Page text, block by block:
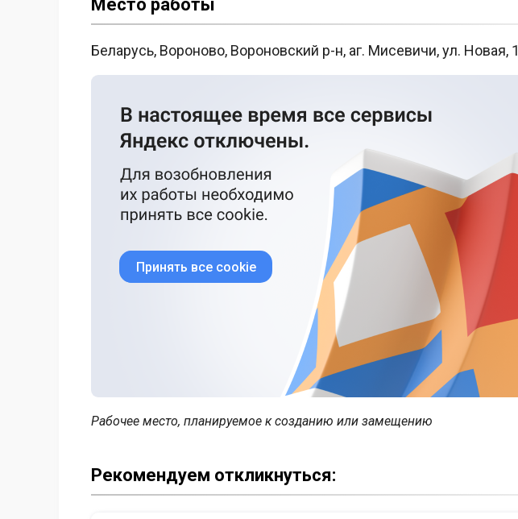
Место работы
Беларусь, Вороново, Вороновский р-н, аг. Мисевичи, ул. Новая, 1
Принять все cookie
Рабочее место, планируемое к созданию или замещению
Рекомендуем откликнуться: